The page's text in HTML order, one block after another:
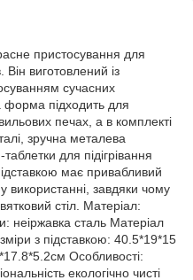
пристосування для
виготовлений із
сучасних
форма підходить для
печах, а в комплекті
зручна металева
таблетки для підігрівання
має привабливий
використанні, завдяки чому
стіл. Матеріал:
неіржавка сталь Матеріал
з підставкою: 40.5*19*15
Особливості:
екологічно чисті